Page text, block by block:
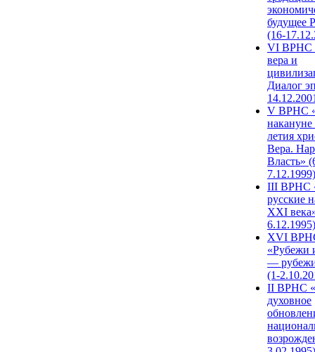
будущее
(16-
VI ВРНС
вера и
Диалог
V ВРНС
накануне
летия
Вера.
Власть»
7.12.1999)
III ВРНС
русские
XXI
6.12.1995)
XVI
«Рубежи
—
(1-
II ВРНС
духовное